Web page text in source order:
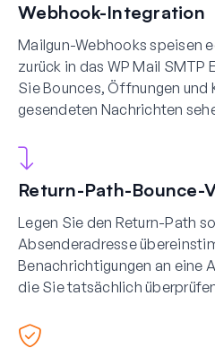
Webhook-Integration
Mailgun-Webhooks speisen
zurück in das WP Mail
Sie Bounces, Öffnungen und
gesendeten Nachrichten
Return-Path-Bounce-
Legen Sie den Return-Path
Absenderadresse
Benachrichtigungen an eine
die Sie tatsächlich